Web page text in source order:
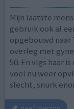
Mijn laatste
gebruik ook al
opgebouwd naar
overleg met
50. En vlgs haar
voel nu weer
slecht, snurk